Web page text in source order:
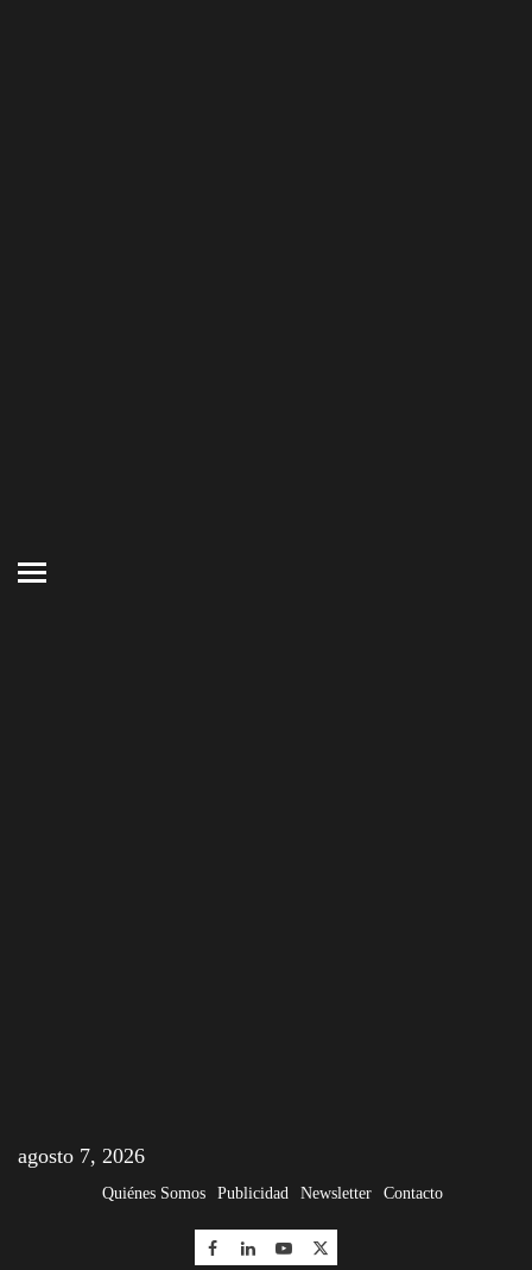
agosto 7, 2026
Quiénes Somos Publicidad Newsletter Contacto